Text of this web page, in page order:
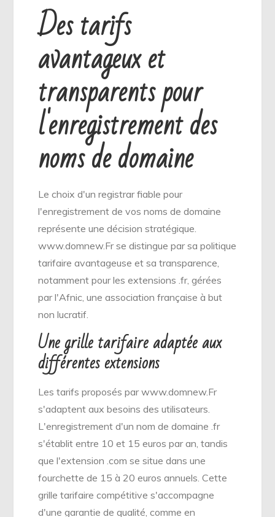
Des tarifs
avantageux et
transparents pour
l'enregistrement des
noms de domaine
Le choix d'un registrar fiable pour
l'enregistrement de vos noms de domaine
représente une décision stratégique.
www.domnew.Fr se distingue par sa politique
tarifaire avantageuse et sa transparence,
notamment pour les extensions .fr, gérées
par l'Afnic, une association française à but
non lucratif.
Une grille tarifaire adaptée aux
différentes extensions
Les tarifs proposés par www.domnew.Fr
s'adaptent aux besoins des utilisateurs.
L'enregistrement d'un nom de domaine .fr
s'établit entre 10 et 15 euros par an, tandis
que l'extension .com se situe dans une
fourchette de 15 à 20 euros annuels. Cette
grille tarifaire compétitive s'accompagne
d'une garantie de qualité, comme en